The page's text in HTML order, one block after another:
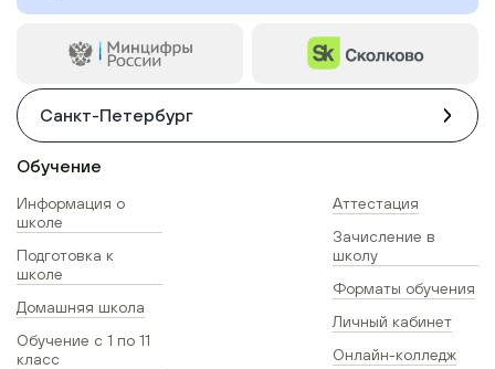
Санкт-Петербург
Обучение
Информация о
школе
Подготовка к
школе
Домашняя школа
Обучение с 1 по 11
класс
Аттестация
Зачисление в
школу
Форматы обучения
Личный кабинет
Онлайн-колледж